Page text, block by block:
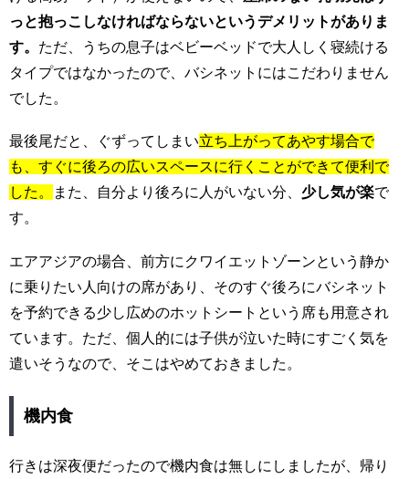
っと抱っこしなければならないというデメリットがありま
す。 ただ、うちの息子はベビーベッドで大人しく寝続ける
タイプではなかったので、バシネットにはこだわりません
でした。
最後尾だと、ぐずってしまい立ち上がってあやす場合で
も、すぐに後ろの広いスペースに行くことができて便利で
した。
また、自分より後ろに人がいない分、 少し気が楽で
す。
エアアジアの場合、前方にクワイエットゾーンという静か
に乗りたい人向けの席があり、そのすぐ後ろにバシネット
を予約できる少し広めのホットシートという席も用意され
ています。ただ、個人的には子供が泣いた時にすごく気を
遣いそうなので、そこはやめておきました。
機内食
行きは深夜便だったので機内食は無しにしましたが、帰り